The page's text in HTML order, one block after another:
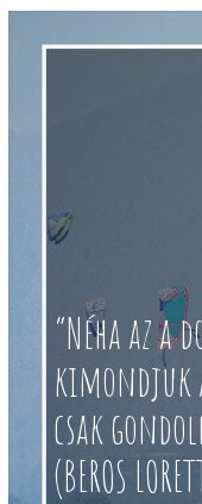
“Néha az a
kimondjuk
csak
(BEROS